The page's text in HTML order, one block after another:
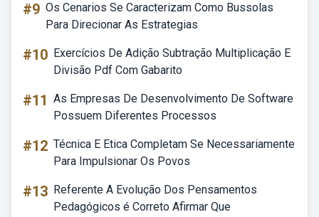
#9 Os Cenarios Se Caracterizam Como Bussolas
Para Direcionar As Estrategias
#10 Exercícios De Adição Subtração Multiplicação E
Divisão Pdf Com Gabarito
#11 As Empresas De Desenvolvimento De Software
Possuem Diferentes Processos
#12 Técnica E Etica Completam Se Necessariamente
Para Impulsionar Os Povos
#13 Referente A Evolução Dos Pensamentos
Pedagógicos é Correto Afirmar Que